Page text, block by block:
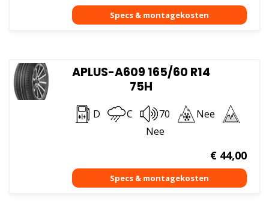
APLUS-A609 165/60 R14
75H
D C 70
Nee
Nee
€44,00